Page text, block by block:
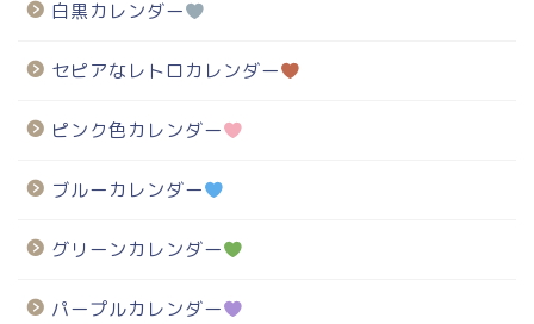
白黒カレンダー
セピアなレトロカレンダー
ピンク色カレンダー
ブルーカレンダー
グリーンカレンダー
パープルカレンダー